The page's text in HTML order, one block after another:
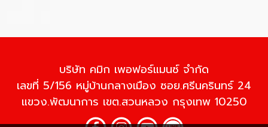
บริษัท คมิก เพอฟอร์แมนซ์ จำกัด
เลขที่ 5/156 หมู่บ้านกลางเมือง ซอย.ศรีนครินทร์ 24
แขวง.พัฒนาการ เขต.สวนหลวง กรุงเทพ 10250